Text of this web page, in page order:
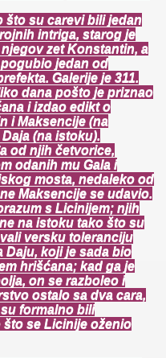
što su carevi bili jedan
intriga, starog je
zet Konstantin, a
jedan od
Galerije je 311.
dana pošto je priznao
i izdao edikt o
i Maksencije (na
(na istoku).
od njih četvorice,
odanih mu Gala i
mosta, nedaleko od
Maksencije se udavio.
s Licinijem; njih
na istoku tako što su
versku toleranciju
Daju, koji je sada bio
hrišćana; kad ga je
on se razboleo i
ostalo sa dva cara,
formalno bili
se Licinije oženio